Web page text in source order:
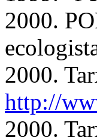
2000.
2000.
http://
2000.